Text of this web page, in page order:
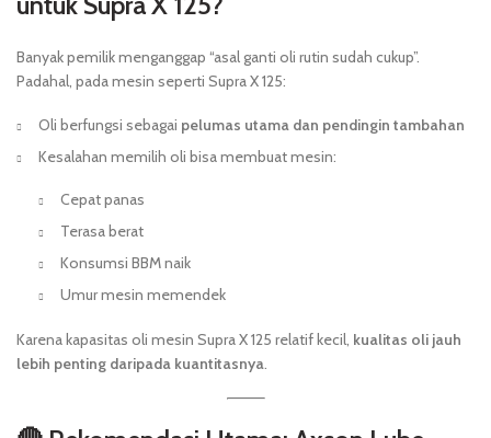
Banyak pemilik menganggap “asal ganti oli rutin sudah cukup”.
Padahal, pada mesin seperti Supra X 125:
Oli berfungsi sebagai pelumas utama dan pendingin tambahan
Kesalahan memilih oli bisa membuat mesin:
Cepat panas
Terasa berat
Konsumsi BBM naik
Umur mesin memendek
Karena kapasitas oli mesin Supra X 125 relatif kecil, kualitas oli jauh
lebih penting daripada kuantitasnya.